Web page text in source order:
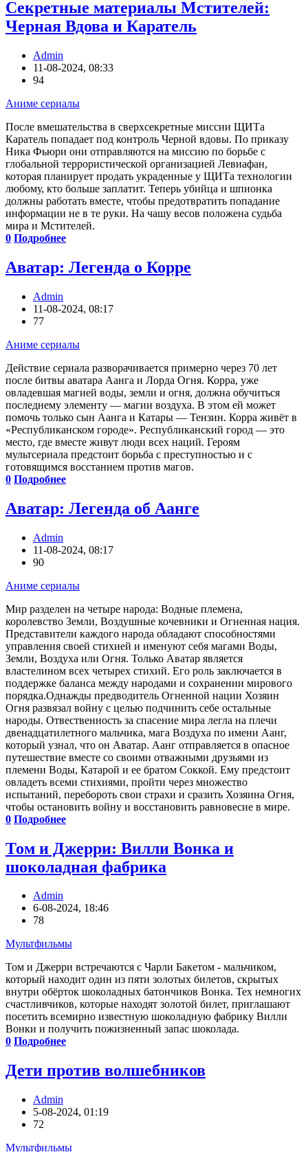
Секретные материалы Мстителей:
Черная Вдова и Каратель
Admin
11-08-2024, 08:33
94
Аниме сериалы
После вмешательства в сверхсекретные миссии ЩИТа
Каратель попадает под контроль Черной вдовы. По приказу
Ника Фьюри они отправляются на миссию по борьбе с
глобальной террористической организацией Левиафан,
которая планирует продать украденные у ЩИТа технологии
любому, кто больше заплатит. Теперь убийца и шпионка
должны работать вместе, чтобы предотвратить попадание
информации не в те руки. На чашу весов положена судьба
мира и Мстителей.
0 Подробнее
Аватар: Легенда о Корре
Admin
11-08-2024, 08:17
77
Аниме сериалы
Действие сериала разворачивается примерно через 70 лет
после битвы аватара Аанга и Лорда Огня. Корра, уже
овладевшая магией воды, земли и огня, должна обучиться
последнему элементу — магии воздуха. В этом ей может
помочь только сын Аанга и Катары — Тензин. Корра живёт в
«Республиканском городе». Республиканский город — это
место, где вместе живут люди всех наций. Героям
мультсериала предстоит борьба с преступностью и с
готовящимся восстанием против магов.
0 Подробнее
Аватар: Легенда об Аанге
Admin
11-08-2024, 08:17
90
Аниме сериалы
Мир разделен на четыре народа: Водные племена,
королевство Земли, Воздушные кочевники и Огненная нация.
Представители каждого народа обладают способностями
управления своей стихией и именуют себя магами Воды,
Земли, Воздуха или Огня. Только Аватар является
властелином всех четырех стихий. Его роль заключается в
поддержке баланса между народами и сохранении мирового
порядка.Однажды предводитель Огненной нации Хозяин
Огня развязал войну с целью подчинить себе остальные
народы. Отвественность за спасение мира легла на плечи
двенадцатилетного мальчика, мага Воздуха по имени Аанг,
который узнал, что он Аватар. Аанг отправляется в опасное
путешествие вместе со своими отважными друзьями из
племени Воды, Катарой и ее братом Соккой. Ему предстоит
овладеть всеми стихиями, пройти через множество
испытаний, перебороть свои страхи и сразить Хозяина Огня,
чтобы остановить войну и восстановить равновесие в мире.
0 Подробнее
Том и Джерри: Вилли Вонка и
шоколадная фабрика
Admin
6-08-2024, 18:46
78
Мультфильмы
Том и Джерри встречаются с Чарли Бакетом - мальчиком,
который находит один из пяти золотых билетов, скрытых
внутри обёрток шоколадных батончиков Вонка. Тех немногих
счастливчиков, которые находят золотой билет, приглашают
посетить всемирно известную шоколадную фабрику Вилли
Вонки и получить пожизненный запас шоколада.
0 Подробнее
Дети против волшебников
Admin
5-08-2024, 01:19
72
Мультфильмы